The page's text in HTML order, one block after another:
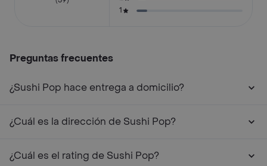
1
Preguntas frecuentes
¿Sushi Pop hace entrega a domicilio?
¿Cuál es la dirección de Sushi Pop?
¿Cuál es el rating de Sushi Pop?